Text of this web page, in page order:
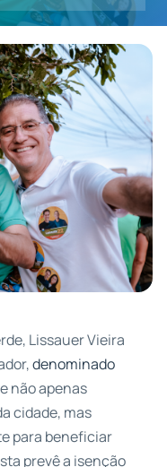
Lissauer Vieira
denominado
não apenas
cidade, mas
para beneficiar
prevê a isenção